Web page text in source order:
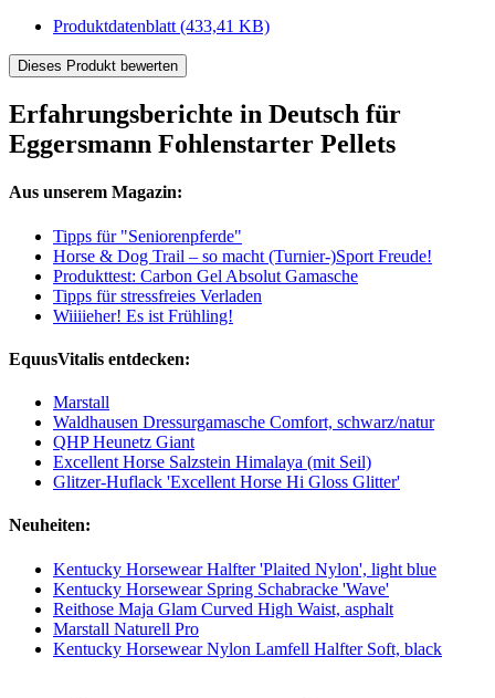
Produktdatenblatt (433,41 KB)
Dieses Produkt bewerten
Erfahrungsberichte in Deutsch für
Eggersmann Fohlenstarter Pellets
Aus unserem Magazin:
Tipps für "Seniorenpferde"
Horse & Dog Trail – so macht (Turnier-)Sport Freude!
Produkttest: Carbon Gel Absolut Gamasche
Tipps für stressfreies Verladen
Wiiiieher! Es ist Frühling!
EquusVitalis entdecken:
Marstall
Waldhausen Dressurgamasche Comfort, schwarz/natur
QHP Heunetz Giant
Excellent Horse Salzstein Himalaya (mit Seil)
Glitzer-Huflack 'Excellent Horse Hi Gloss Glitter'
Neuheiten:
Kentucky Horsewear Halfter 'Plaited Nylon', light blue
Kentucky Horsewear Spring Schabracke 'Wave'
Reithose Maja Glam Curved High Waist, asphalt
Marstall Naturell Pro
Kentucky Horsewear Nylon Lamfell Halfter Soft, black